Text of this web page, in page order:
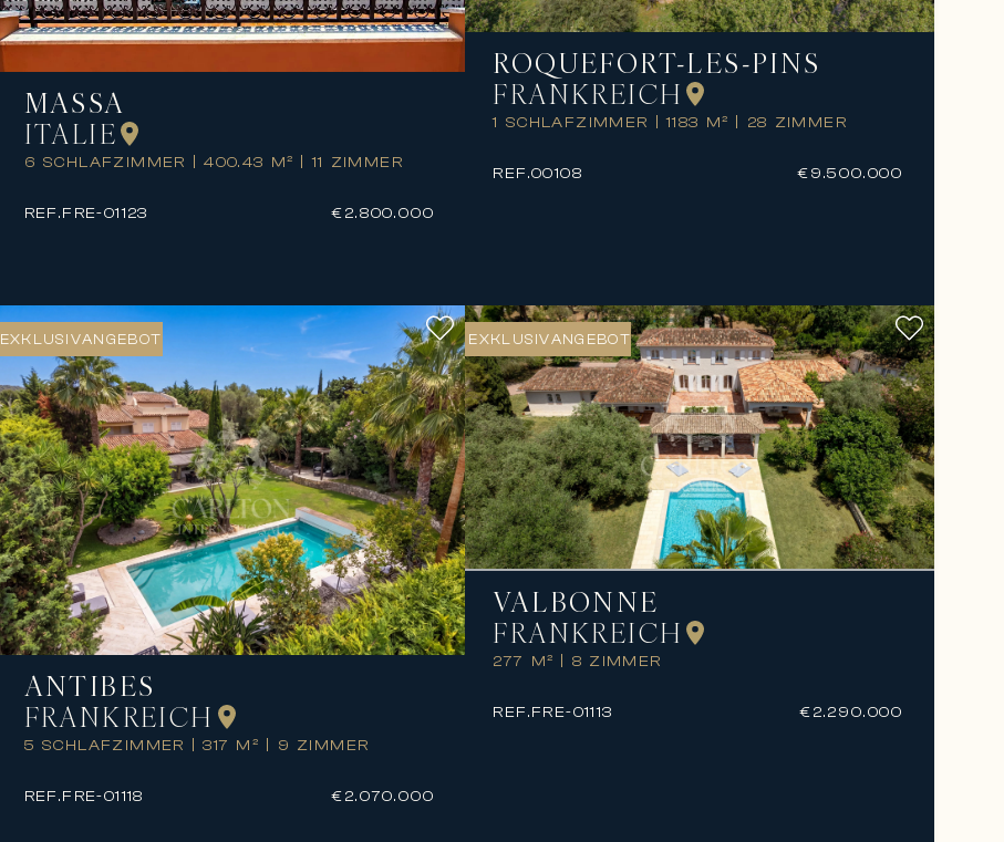
MASSA
ITALIE
6 SCHLAFZIMMER 400.43 M² 11 ZIMMER
REF.FRE-01123 €2.800.000
ROQUEFORT-LES-PINS
FRANKREICH
1 SCHLAFZIMMER 1183 M² 28 ZIMMER
REF.00108 €9.500.000
EXKLUSIVANGEBOT
ANTIBES
FRANKREICH
5 SCHLAFZIMMER 317 M² 9 ZIMMER
REF.FRE-01118 €2.070.000
EXKLUSIVANGEBOT
VALBONNE
FRANKREICH
277 M² 8 ZIMMER
REF.FRE-01113 €2.290.000